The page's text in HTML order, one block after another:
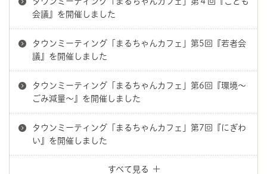
会議』を開催しました
タウンミーティング「まるちゃんカフェ」第5回『若者会
議』を開催しました
タウンミーティング「まるちゃんカフェ」第6回『環境～
ごみ減量～』を開催しました
タウンミーティング「まるちゃんカフェ」第7回『にぎわ
い』を開催しました
すべて見る